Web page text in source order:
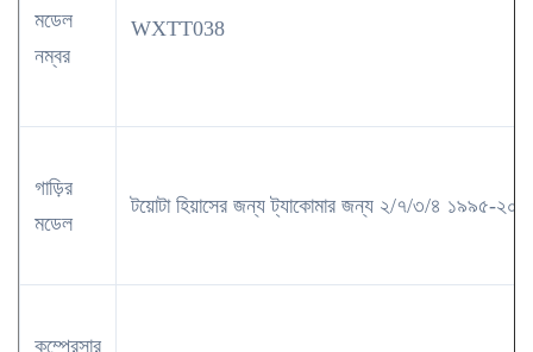
মডেল
নম্বর
WXTT038
গাড়ির
মডেল
টয়োটা হিয়াসের জন্য ট্যাকোমার জন্য ২/৭/৩/৪ ১৯৯৫-
কম্প্রেসার